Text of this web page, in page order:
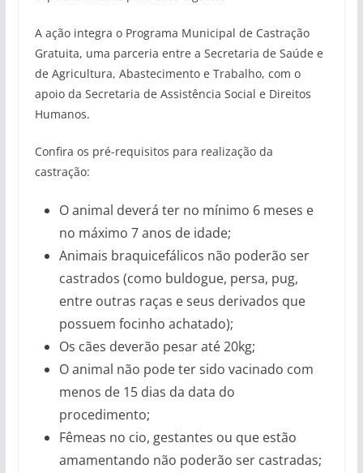
A ação integra o Programa Municipal de Castração
Gratuita, uma parceria entre a Secretaria de Saúde e
de Agricultura, Abastecimento e Trabalho, com o
apoio da Secretaria de Assistência Social e Direitos
Humanos.
Confira os pré-requisitos para realização da
castração:
O animal deverá ter no mínimo 6 meses e
no máximo 7 anos de idade;
Animais braquicefálicos não poderão ser
castrados (como buldogue, persa, pug,
entre outras raças e seus derivados que
possuem focinho achatado);
Os cães deverão pesar até 20kg;
O animal não pode ter sido vacinado com
menos de 15 dias da data do
procedimento;
Fêmeas no cio, gestantes ou que estão
amamentando não poderão ser castradas;